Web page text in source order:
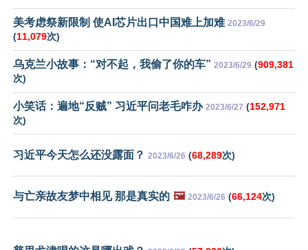
美考虑祭新限制 使AI芯片出口中国难上加难 2023/6/29
(11,079次)
乌克兰小故事：“对不起，我偷了你的车” 2023/6/29 (909,381
次)
小笑话：遍地“反贼” 习近平问老毛咋办 2023/6/27 (152,971
次)
习近平今天怎么还没露面？ 2023/6/26 (68,289次)
与亡亲故友梦中相见 那是真实的 🖼️ 2023/6/26 (66,124次)